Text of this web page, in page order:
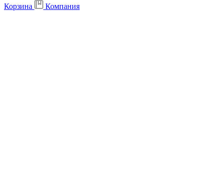
Корзина
Компания